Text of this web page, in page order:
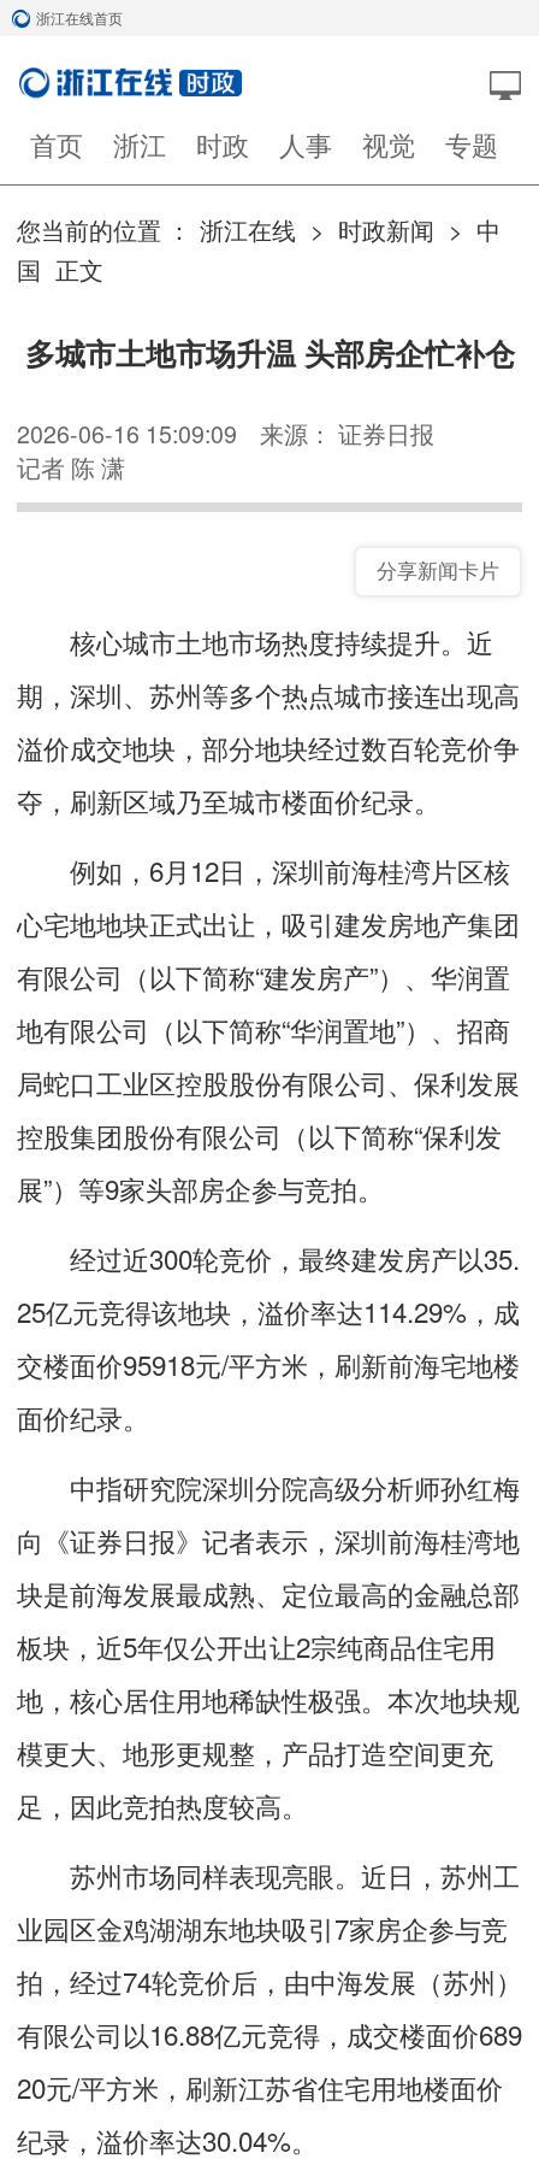
浙江在线首页
首页 浙江 时政 人事 视觉 专题
您当前的位置 ： 浙江在线 > 时政新闻 > 中
国 正文
多城市土地市场升温 头部房企忙补仓
2026-06-16 15:09:09
来源： 证券日报
记者 陈 潇
分享新闻卡片
核心城市土地市场热度持续提升。近
期，深圳、苏州等多个热点城市接连出现高
溢价成交地块，部分地块经过数百轮竞价争
夺，刷新区域乃至城市楼面价纪录。
例如，6月12日，深圳前海桂湾片区核
心宅地地块正式出让，吸引建发房地产集团
有限公司（以下简称“建发房产”）、华润置
地有限公司（以下简称“华润置地”）、招商
局蛇口工业区控股股份有限公司、保利发展
控股集团股份有限公司（以下简称“保利发
展”）等9家头部房企参与竞拍。
经过近300轮竞价，最终建发房产以35.
25亿元竞得该地块，溢价率达114.29%，成
交楼面价95918元/平方米，刷新前海宅地楼
面价纪录。
中指研究院深圳分院高级分析师孙红梅
向《证券日报》记者表示，深圳前海桂湾地
块是前海发展最成熟、定位最高的金融总部
板块，近5年仅公开出让2宗纯商品住宅用
地，核心居住用地稀缺性极强。本次地块规
模更大、地形更规整，产品打造空间更充
足，因此竞拍热度较高。
苏州市场同样表现亮眼。近日，苏州工
业园区金鸡湖湖东地块吸引7家房企参与竞
拍，经过74轮竞价后，由中海发展（苏州）
有限公司以16.88亿元竞得，成交楼面价689
20元/平方米，刷新江苏省住宅用地楼面价
纪录，溢价率达30.04%。